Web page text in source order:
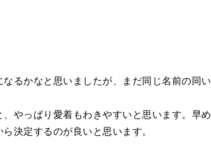
るかなと思いましたが、まだ同じ名前の同い
やっぱり愛着もわきやすいと思います。早め
決定するのが良いと思います。